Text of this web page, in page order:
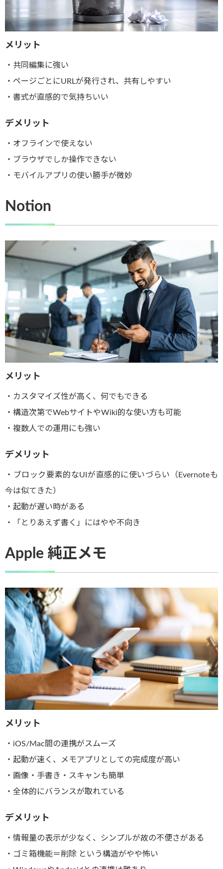
メリット
・共同編集に強い
・ページごとにURLが発行され、共有しやすい
・書式が直感的で気持ちいい
デメリット
・オフラインで使えない
・ブラウザでしか操作できない
・モバイルアプリの使い勝手が微妙
Notion
メリット
・カスタマイズ性が高く、何でもできる
・構造次第でWebサイトやWiki的な使い方も可能
・複数人での運用にも強い
デメリット
・ブロック要素的なUIが直感的に使いづらい（Evernoteも
今は似てきた）
・起動が遅い時がある
・「とりあえず書く」にはやや不向き
Apple 純正メモ
メリット
・iOS/Mac間の連携がスムーズ
・起動が速く、メモアプリとしての完成度が高い
・画像・手書き・スキャンも簡単
・全体的にバランスが取れている
デメリット
・情報量の表示が少なく、シンプルが故の不便さがある
・ゴミ箱機能＝削除 という構造がやや怖い